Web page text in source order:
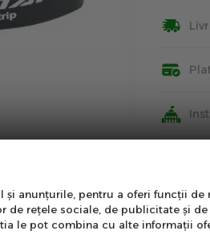
anunțurile, pentru a oferi funcții de
de rețele sociale, de publicitate și
le pot combina cu alte informații